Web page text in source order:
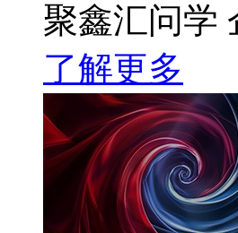
聚鑫汇问学
了解更多